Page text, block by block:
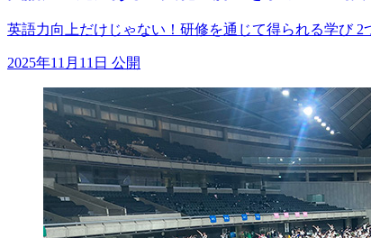
英語力向上だけじゃない！研修を通じて得られる学び
2025年11月11日 公開